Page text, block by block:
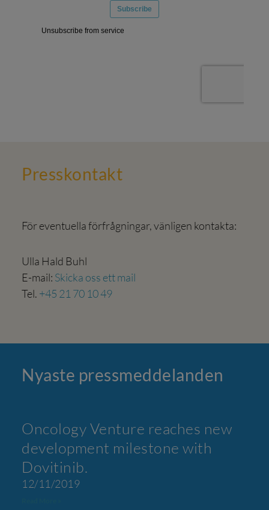
Press­kontakt
För eventuella förfrågningar, vänligen kontakta:
Ulla Hald Buhl
E-mail: Skicka oss ett mail
Tel. +45 21 70 10 49
Nyaste press­meddelanden
Oncology Venture reaches new
development milestone with
Dovitinib.
12/11/2019